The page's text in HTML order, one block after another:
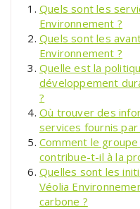
Quels sont les
Environnement ?
Quels sont les
Environnement ?
Quelle est la
développement
?
Où trouver des
services fournis par
Comment le
contribue-t-il à la
Quelles sont les
Véolia
carbone ?